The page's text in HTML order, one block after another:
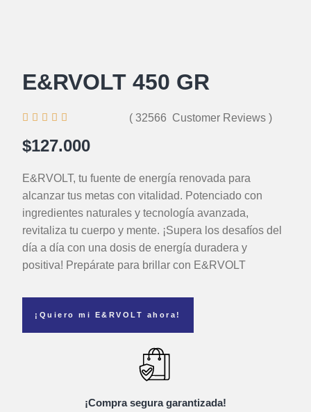
E&RVOLT 450 GR
     ( 32566 Customer Reviews )
$127.000
E&RVOLT, tu fuente de energía renovada para
alcanzar tus metas con vitalidad. Potenciado con
ingredientes naturales y tecnología avanzada,
revitaliza tu cuerpo y mente. ¡Supera los desafíos del
día a día con una dosis de energía duradera y
positiva! Prepárate para brillar con E&RVOLT
¡Quiero mi E&RVOLT ahora!
¡Compra segura garantizada!